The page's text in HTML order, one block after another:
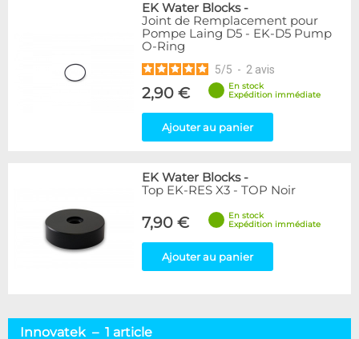
EK Water Blocks-
Joint de Remplacement pour
Pompe Laing D5 - EK-D5 Pump
O-Ring
5/5 - 2 avis
2,90 €
En stock
Expédition immédiate
Ajouter au panier
EK Water Blocks-
Top EK-RES X3 - TOP Noir
7,90 €
En stock
Expédition immédiate
Ajouter au panier
Innovatek – 1 article